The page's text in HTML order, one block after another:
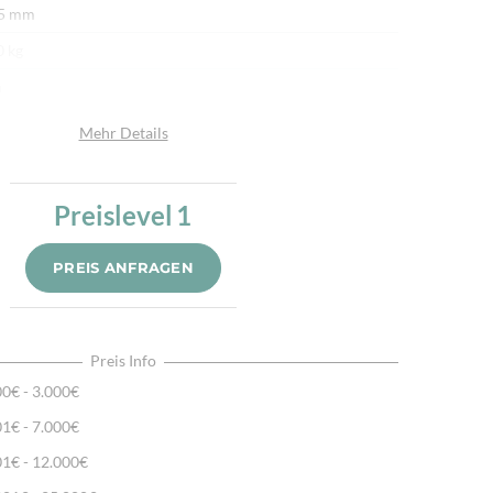
mm
fein per Hand gewebt & bestickt
Kelimmotiv, Natürliche Schafwolle, Traditionell
Mehr Details
Preislevel 1
PREIS ANFRAGEN
Preis Info
- 3.000€
- 7.000€
- 12.000€